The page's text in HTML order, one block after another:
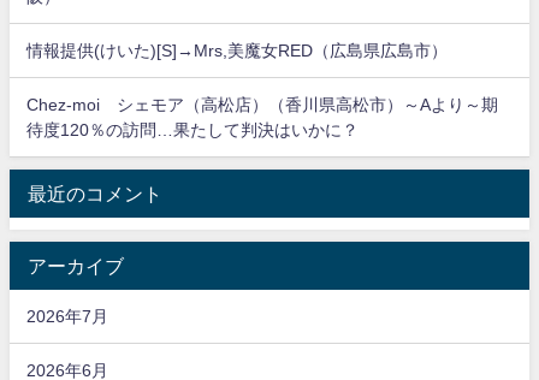
情報提供(けいた)[S]→Mrs,美魔女RED（広島県広島市）
Chez-moi シェモア（高松店）（香川県高松市）～Aより～期
待度120％の訪問…果たして判決はいかに？
最近のコメント
アーカイブ
2026年7月
2026年6月